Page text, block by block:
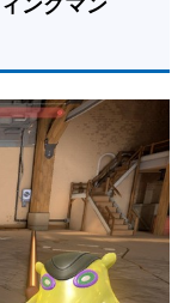
ングマン